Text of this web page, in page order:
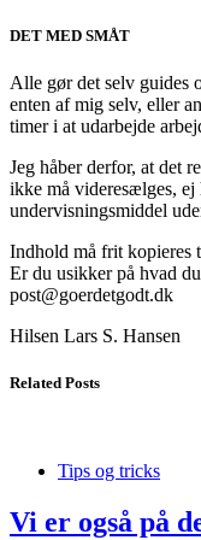
DET MED SMÅT
Alle gør det selv guides
enten af mig selv, eller
timer i at udarbejde
Jeg håber derfor, at det
ikke må videresælges, ej
undervisningsmiddel
Indhold må frit kopieres
Er du usikker på hvad
post@goerdetgodt.dk
Hilsen Lars S. Hansen
Related Posts
Tips og tricks
Vi er også på